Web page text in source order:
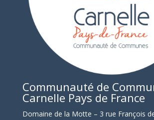
Communauté de
Carnelle Pays de France
Domaine de la Motte – 3 rue François